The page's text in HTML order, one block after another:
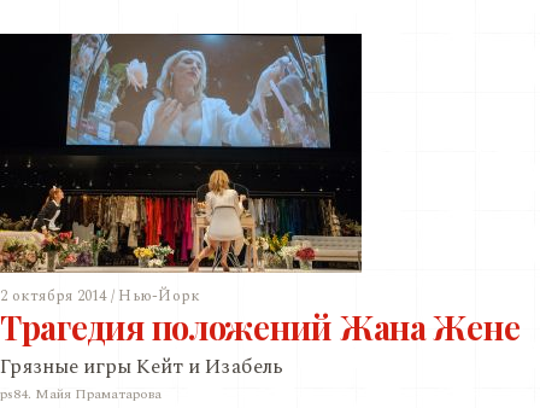
2 октября 2014 / Нью-Йорк
Трагедия положений Жана Жене
Грязные игры Кейт и Изабель
ps84. Майя Праматарова